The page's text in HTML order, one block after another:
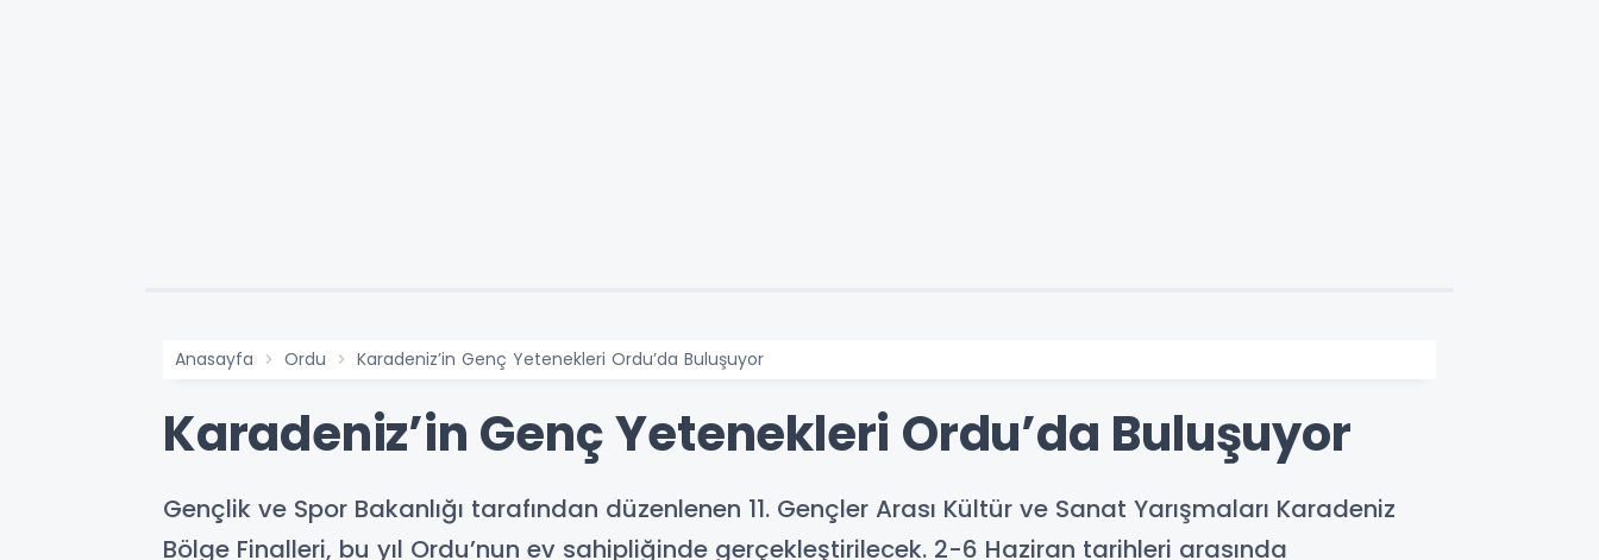
Anasayfa Ordu Karadeniz’in Genç Yetenekleri Ordu’da Buluşuyor
Karadeniz’in Genç Yetenekleri Ordu’da Buluşuyor
Gençlik ve Spor Bakanlığı tarafından düzenlenen 11. Gençler Arası Kültür ve Sanat Yarışmaları Karadeniz
Bölge Finalleri, bu yıl Ordu’nun ev sahipliğinde gerçekleştirilecek. 2-6 Haziran tarihleri arasında